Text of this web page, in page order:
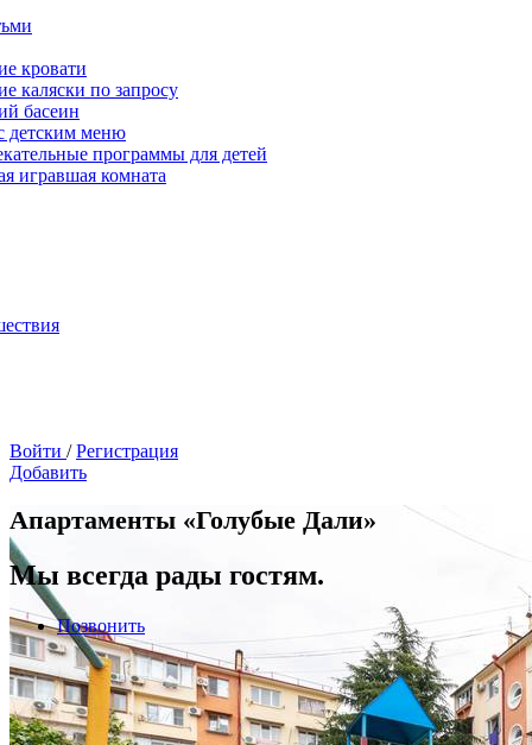
кровати
каляски по запросу
басеин
детским меню
программы для детей
игравшая комната
Войти / Регистрация
Добавить
Апартаменты «Голубые Дали»
Мы всегда рады гостям.
Позвонить